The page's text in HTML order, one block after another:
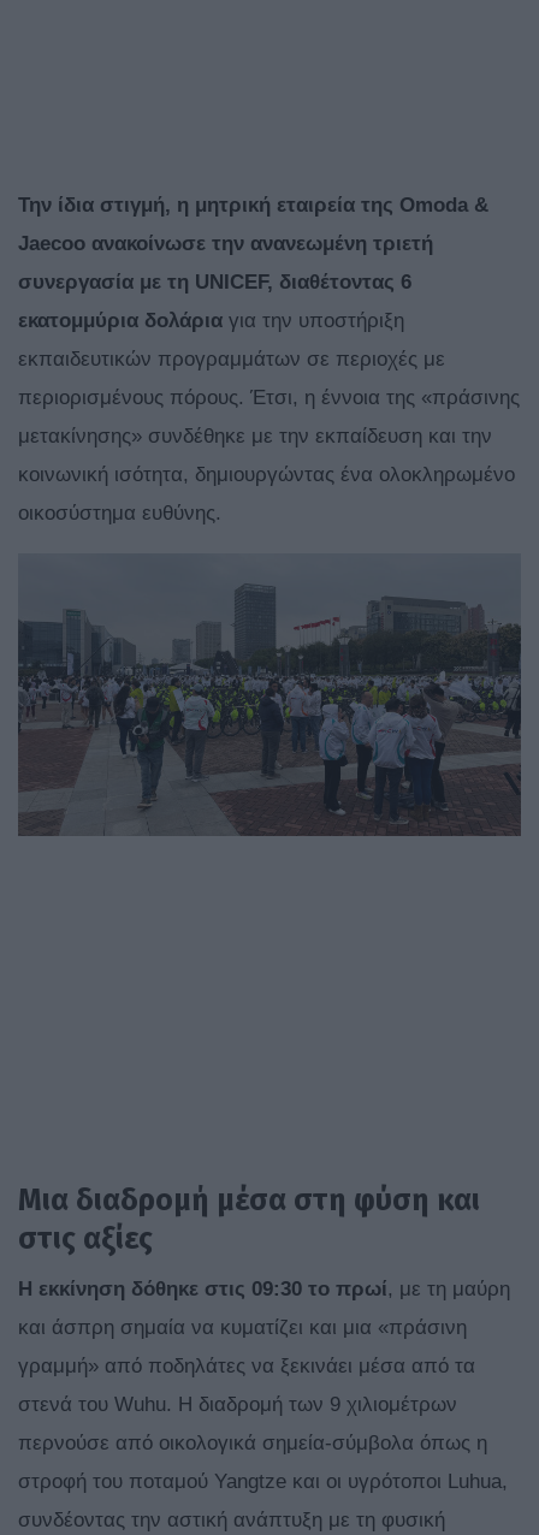
Την ίδια στιγμή, η μητρική εταιρεία της Omoda &
Jaecoo ανακοίνωσε την ανανεωμένη τριετή
συνεργασία με τη UNICEF, διαθέτοντας 6
εκατομμύρια δολάρια για την υποστήριξη
εκπαιδευτικών προγραμμάτων σε περιοχές με
περιορισμένους πόρους. Έτσι, η έννοια της «πράσινης
μετακίνησης» συνδέθηκε με την εκπαίδευση και την
κοινωνική ισότητα, δημιουργώντας ένα ολοκληρωμένο
οικοσύστημα ευθύνης.
Μια διαδρομή μέσα στη φύση και
στις αξίες
Η εκκίνηση δόθηκε στις 09:30 το πρωί, με τη μαύρη
και άσπρη σημαία να κυματίζει και μια «πράσινη
γραμμή» από ποδηλάτες να ξεκινάει μέσα από τα
στενά του Wuhu. Η διαδρομή των 9 χιλιομέτρων
περνούσε από οικολογικά σημεία-σύμβολα όπως η
στροφή του ποταμού Yangtze και οι υγρότοποι Luhua,
συνδέοντας την αστική ανάπτυξη με τη φυσική